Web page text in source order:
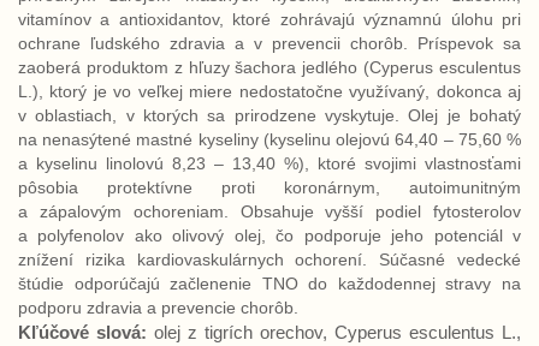
vitamínov a antioxidantov, ktoré zohrávajú významnú úlohu pri
ochrane ľudského zdravia a v prevencii chorôb. Príspevok sa
zaoberá produktom z hľuzy šachora jedlého (Cyperus esculentus
L.), ktorý je vo veľkej miere nedostatočne využívaný, dokonca aj
v oblastiach, v ktorých sa prirodzene vyskytuje. Olej je bohatý
na nenasýtené mastné kyseliny (kyselinu olejovú 64,40 – 75,60 %
a kyselinu linolovú 8,23 – 13,40 %), ktoré svojimi vlastnosťami
pôsobia protektívne proti koronárnym, autoimunitným
a zápalovým ochoreniam. Obsahuje vyšší podiel fytosterolov
a polyfenolov ako olivový olej, čo podporuje jeho potenciál v
znížení rizika kardiovaskulárnych ochorení. Súčasné vedecké
štúdie odporúčajú začlenenie TNO do každodennej stravy na
podporu zdravia a prevencie chorôb.
Kľúčové slová: olej z tigrích orechov, Cyperus esculentus L.,